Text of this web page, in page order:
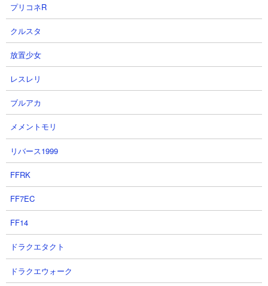
プリコネR
クルスタ
放置少女
レスレリ
ブルアカ
メメントモリ
リバース1999
FFRK
FF7EC
FF14
ドラクエタクト
ドラクエウォーク